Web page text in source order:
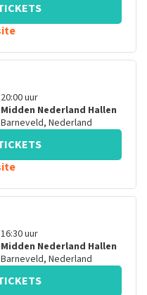
20:00uur
Midden Nederland Hallen
Barneveld, Nederland
16:30uur
Midden Nederland Hallen
Barneveld, Nederland